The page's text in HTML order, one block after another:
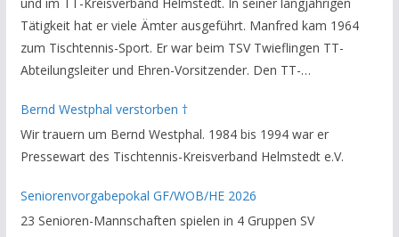
Tätigkeit hat er viele Ämter ausgeführt. Manfred kam 1964
zum Tischtennis-Sport. Er war beim TSV Twieflingen TT-
Abteilungsleiter und Ehren-Vorsitzender. Den TT-
Helmstedt unterstützte er als Staffelleiter. Zuletzt war er
Vorsitzender des Rechtsausschusses im Kreisverband. Im
stillen GedenkenH.-K. Bartels / Vorsitzender
Bernd Westphal verstorben †
Wir trauern um Bernd Westphal. 1984 bis 1994 war er
Pressewart des Tischtennis-Kreisverband Helmstedt e.V.
Seniorenvorgabepokal GF/WOB/HE 2026
23 Senioren-Mannschaften spielen in 4 Gruppen SV